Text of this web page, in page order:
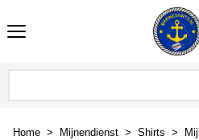
Home > Mijnendienst > Shirts >